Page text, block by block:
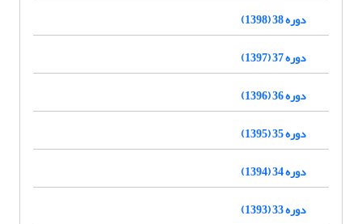
دوره 38 (1398)
دوره 37 (1397)
دوره 36 (1396)
دوره 35 (1395)
دوره 34 (1394)
دوره 33 (1393)